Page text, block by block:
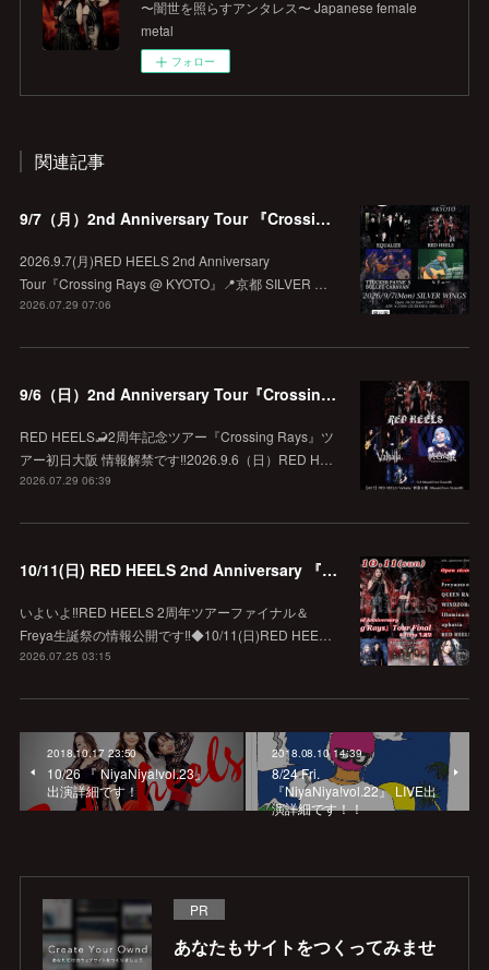
〜闇世を照らすアンタレス〜 Japanese female
metal
フォロー
関連記事
9/7（月）2nd Anniversary Tour 『Crossing Rays @ KYOTO』
2026.9.7(月)RED HEELS 2nd Anniversary
Tour『Crossing Rays @ KYOTO』📍京都 SILVER …
2026.07.29 07:06
9/6（日）2nd Anniversary Tour『Crossing Rays』 初日大阪
RED HEELS🦂2周年記念ツアー『Crossing Rays』ツ
アー初日大阪 情報解禁です‼️2026.9.6（日）RED H…
2026.07.29 06:39
10/11(日) RED HEELS 2nd Anniversary 『Crossing Rays』Tour Final & Freya 生誕祭
いよいよ‼️RED HEELS 2周年ツアーファイナル＆
Freya生誕祭の情報公開です‼️◆10/11(日)RED HEE…
2026.07.25 03:15
2018.10.17 23:50
10/26 『 NiyaNiya!vol.23』
出演詳細です！
2018.08.10 14:39
8/24 Fri.
『NiyaNiya!vol.22』 LIVE出
演詳細です！！
PR
あなたもサイトをつくってみませ